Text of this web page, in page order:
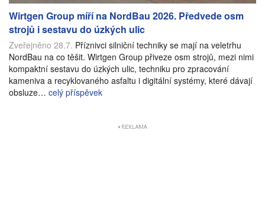
Wirtgen Group míří na NordBau 2026. Předvede osm
strojů i sestavu do úzkých ulic
Zveřejněno 28.7. Příznivci silniční techniky se mají na veletrhu
NordBau na co těšit. Wirtgen Group přiveze osm strojů, mezi nimi
kompaktní sestavu do úzkých ulic, techniku pro zpracování
kameniva a recyklovaného asfaltu i digitální systémy, které dávají
obsluze… celý příspěvek